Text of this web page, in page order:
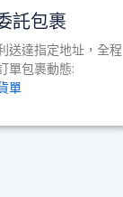
託包裹
送達指定地址，全程
單包裹動態:
單